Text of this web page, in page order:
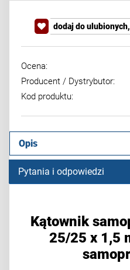
dodaj do
Ocena:
Producent / Dystrybutor:
Kod produktu:
Opis
Pytania i odpowiedzi
Kątownik
25/25 x 1,5